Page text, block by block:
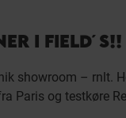
I FIELD´S!!
showroom – rnlt.
Paris og testkøre